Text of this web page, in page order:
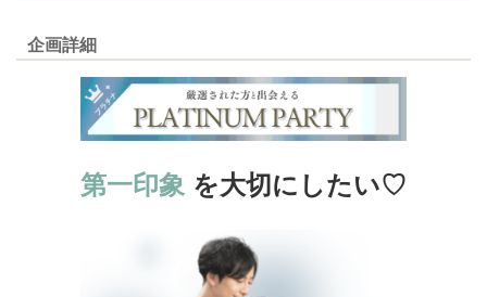
企画詳細
第一印象 を大切にしたい♡